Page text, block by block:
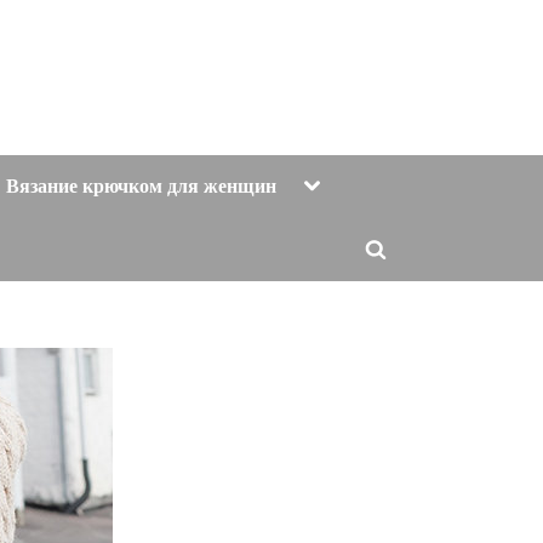
Вязание крючком для женщин Toggle
Toggle